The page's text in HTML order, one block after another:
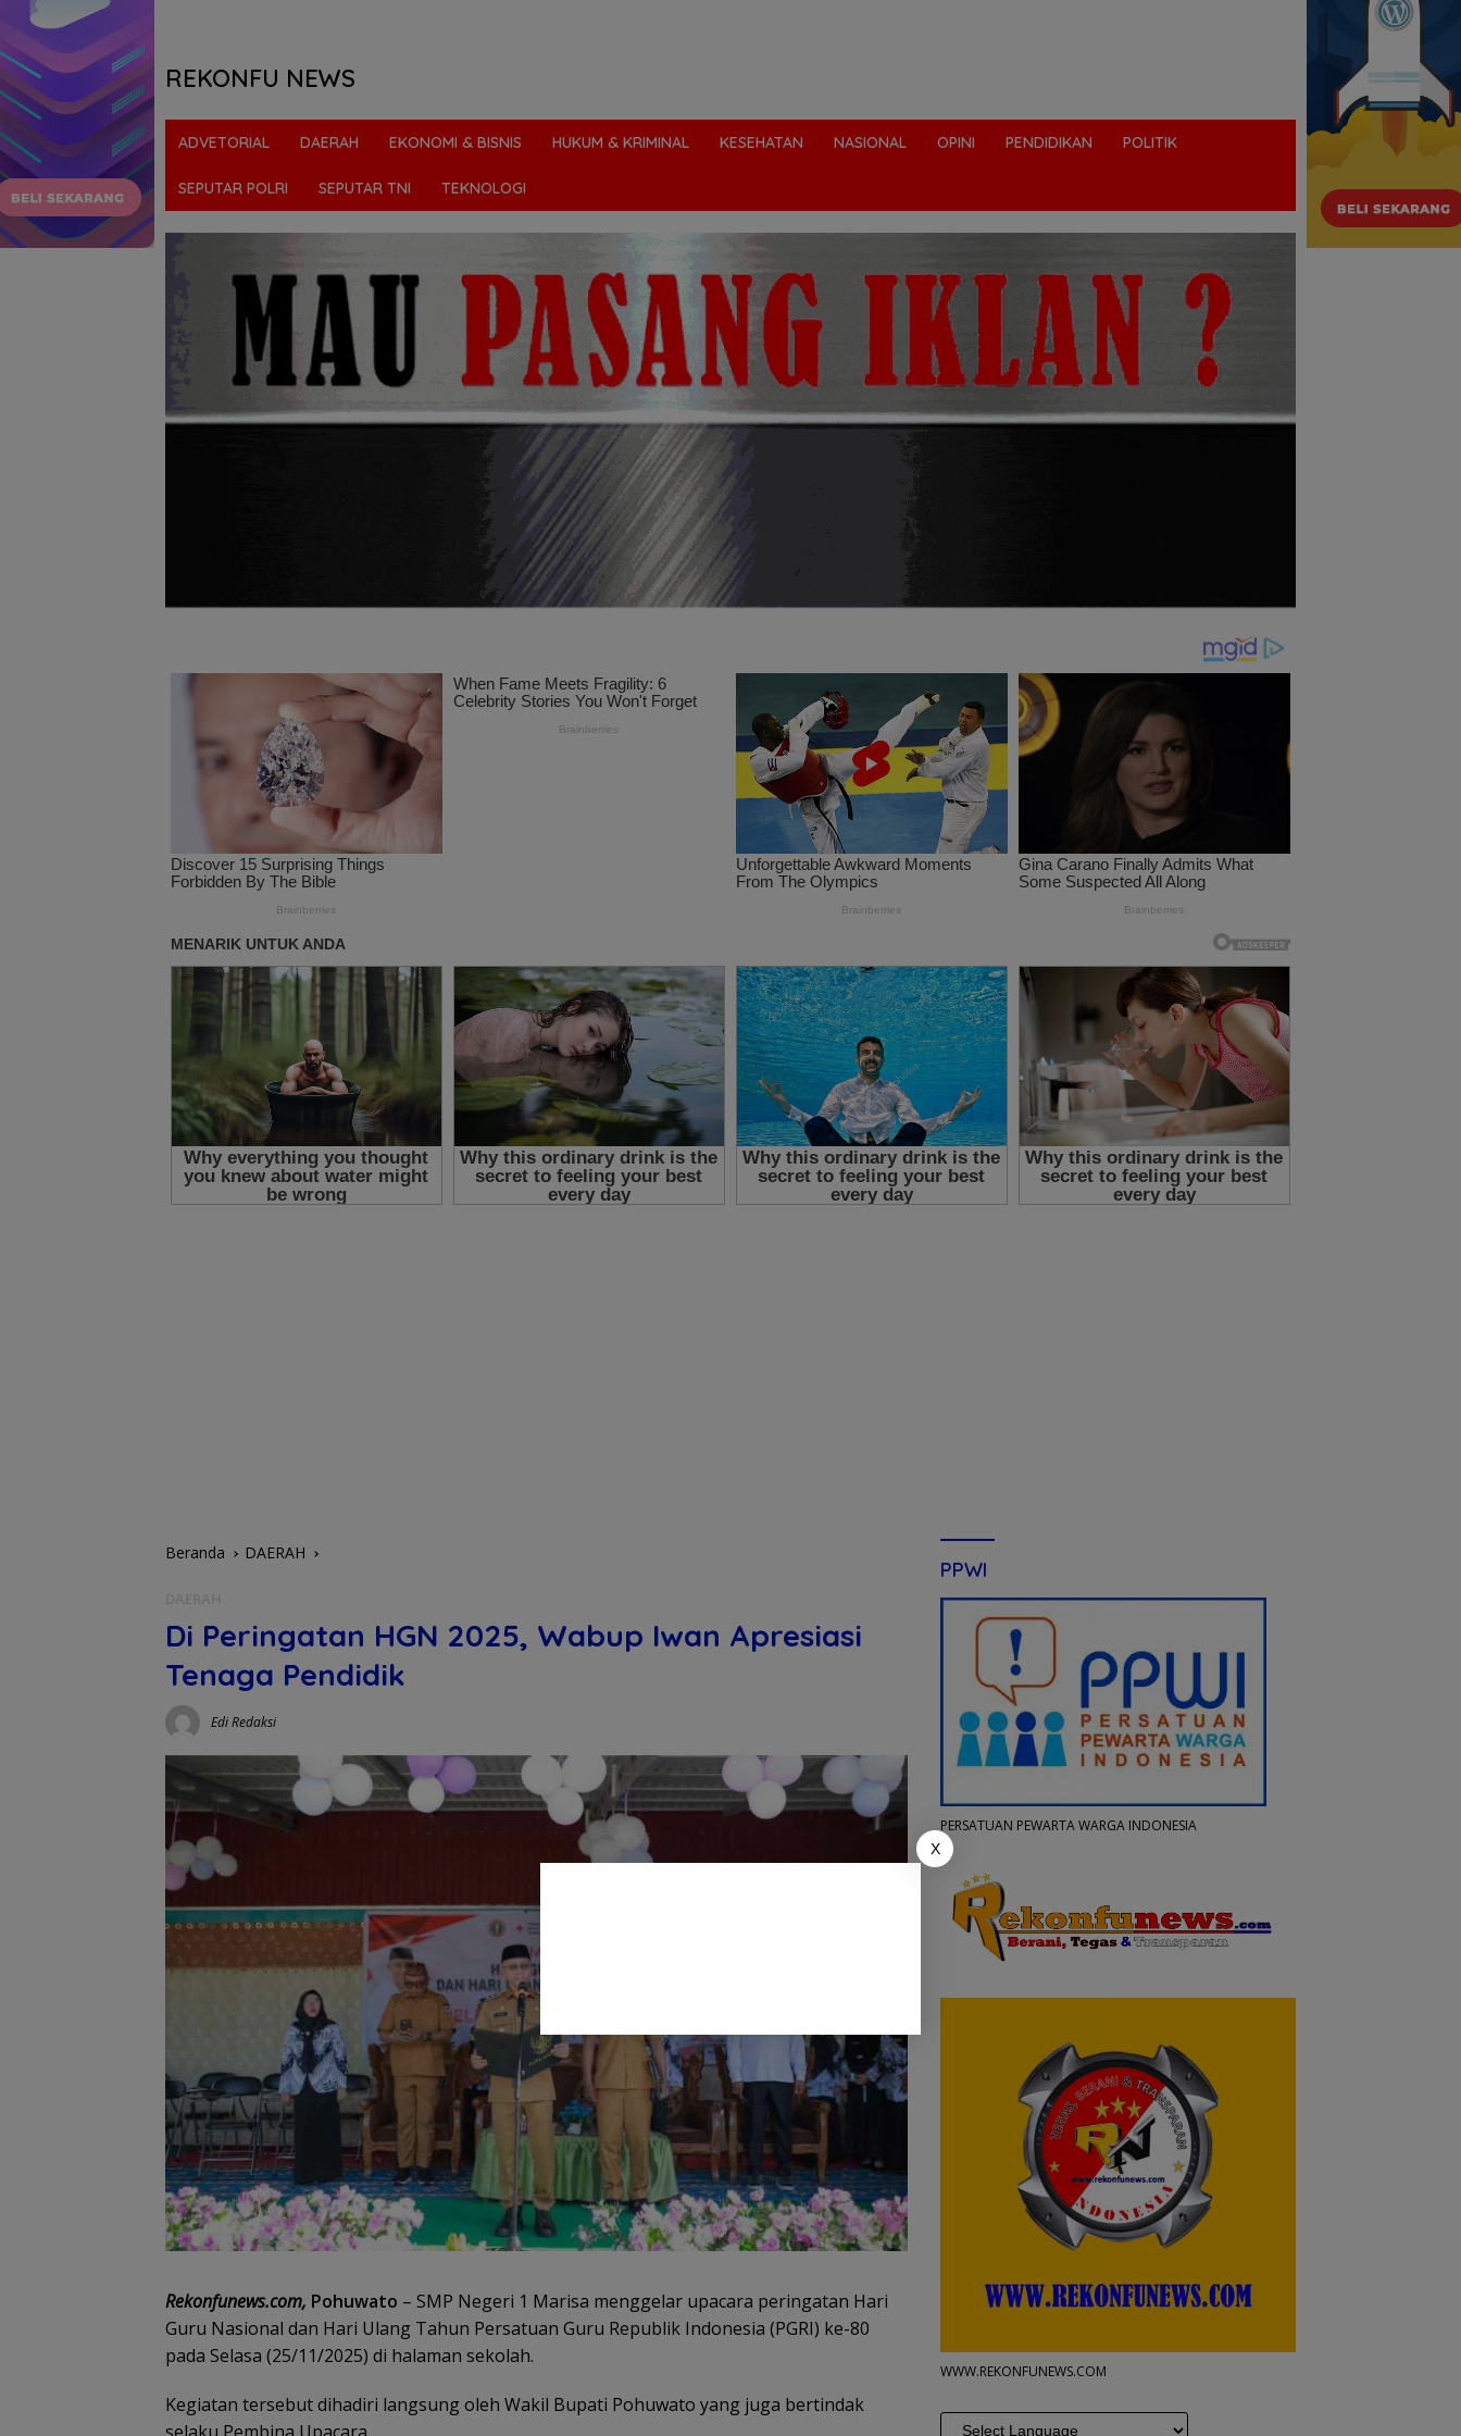
REKONFU NEWS
Berani
Transparan
ADVETORIAL DAERAH EKONOMI & BISNIS HUKUM & KRIMINAL KESEHATAN NASIONAL OPINI PENDIDIKAN POLITIK
SEPUTAR POLRI SEPUTAR TNI TEKNOLOGI
Beranda DAERAH
Di Peringatan HGN 2025, Wabup Iwan Apresiasi
Tenaga Pendidik
Edi Redaksi
Rekonfunews.com, Pohuwato – SMP Negeri 1 Marisa menggelar upacara peringatan Hari
Guru Nasional dan Hari Ulang Tahun Persatuan Guru Republik Indonesia (PGRI) ke-80
pada Selasa (25/11/2025) di halaman sekolah.
Kegiatan tersebut dihadiri langsung oleh Wakil Bupati Pohuwato yang juga bertindak
PPWI
PERSATUAN PEWARTA WARGA INDONESIA
WWW.REKONFUNEWS.COM
X